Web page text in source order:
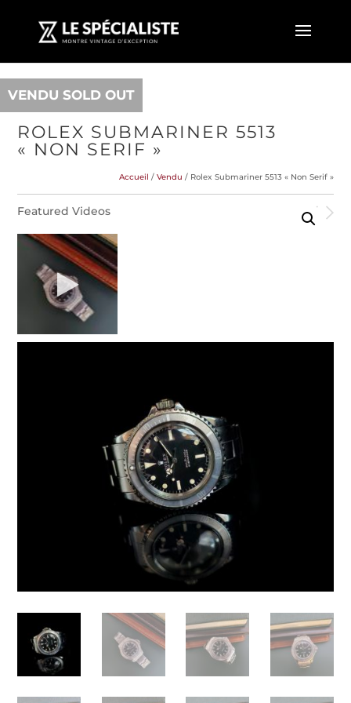
VENDU SOLD OUT
ROLEX SUBMARINER 5513
« NON SERIF »
Accueil / Vendu / Rolex Submariner 5513 « Non Serif »
Featured Videos